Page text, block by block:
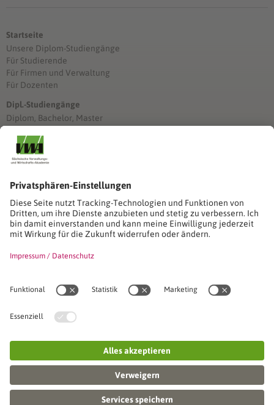
Startseite
Unsere Diplom-Studiengänge
Für Studierende
Für Firmen und Verwaltung
Für Dozenten
Dipl.-Studiengänge
Diplom, Bachelor, Master
Stimmen unserer Absolventinnen und Absolventen
Stimmen unserer Absolventinnen und Absolventen
Seminare
Seminardatenbank
Inhouseanfragen
Seminarreihen
VWA stellt sich vor
Unser SVWA-Team
Veranstaltungsorte und Raumanmietung